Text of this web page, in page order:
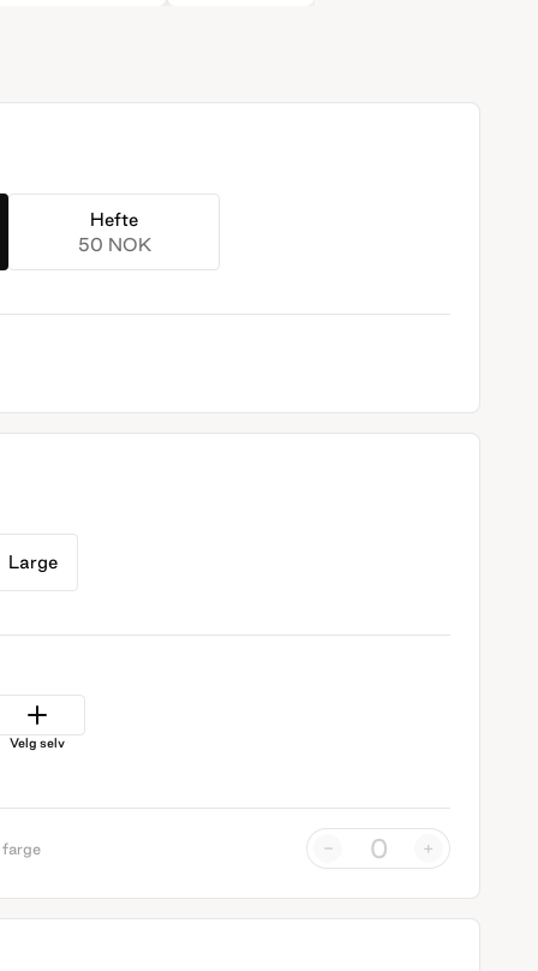
Hefte
50 NOK
Large
Velg selv
- +